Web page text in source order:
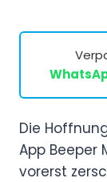
Die
App Beeper
vorerst